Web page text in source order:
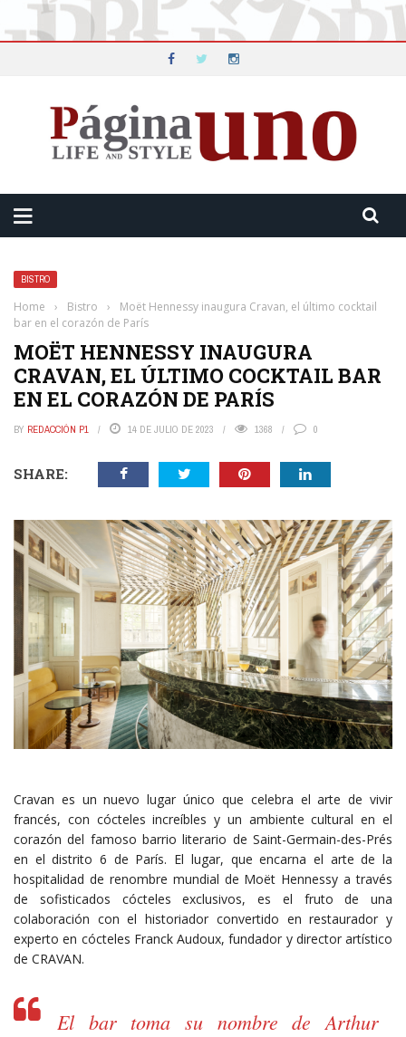
BISTRO
Home › Bistro ›
Moët Hennessy inaugura Cravan, el último cocktail
bar en el corazón de París
MOËT HENNESSY INAUGURA
CRAVAN, EL ÚLTIMO COCKTAIL BAR
EN EL CORAZÓN DE PARÍS
BY REDACCIÓN P1 14 DE JULIO DE 2023 1368 0
SHARE:
Cravan es un nuevo lugar único que celebra el arte de vivir
francés, con cócteles increíbles y un ambiente cultural en el
corazón del famoso barrio literario de Saint-Germain-des-Prés
en el distrito 6 de París. El lugar, que encarna el arte de la
hospitalidad de renombre mundial de Moët Hennessy a través
de sofisticados cócteles exclusivos, es el fruto de una
colaboración con el historiador convertido en restaurador y
experto en cócteles Franck Audoux, fundador y director artístico
de CRAVAN.
El bar toma su nombre de Arthur